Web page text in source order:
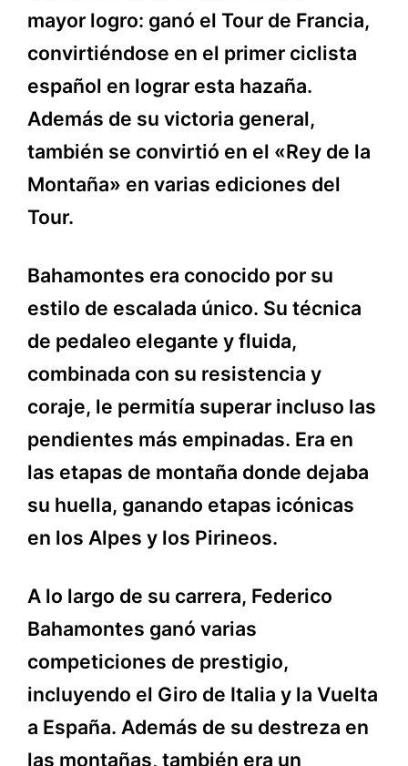
mayor logro: ganó el Tour de Francia,
convirtiéndose en el primer ciclista
español en lograr esta hazaña.
Además de su victoria general,
también se convirtió en el «Rey de la
Montaña» en varias ediciones del
Tour.
Bahamontes era conocido por su
estilo de escalada único. Su técnica
de pedaleo elegante y fluida,
combinada con su resistencia y
coraje, le permitía superar incluso las
pendientes más empinadas. Era en
las etapas de montaña donde dejaba
su huella, ganando etapas icónicas
en los Alpes y los Pirineos.
A lo largo de su carrera, Federico
Bahamontes ganó varias
competiciones de prestigio,
incluyendo el Giro de Italia y la Vuelta
a España. Además de su destreza en
las montañas, también era un